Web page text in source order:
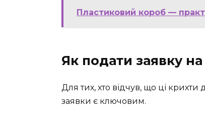
Пластиковий короб —
Як подати заявку
Для тих, хто відчув, що ці
заявки є ключовим.